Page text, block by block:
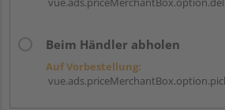
Beim Händler abholen
Auf Vorbestellung: